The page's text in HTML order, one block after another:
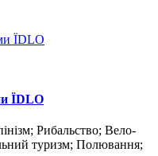
ЇDLO
Рибальство; Вело-
туризм; Полювання;